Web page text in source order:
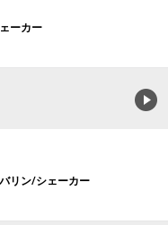
ーカー
リン/シェーカー